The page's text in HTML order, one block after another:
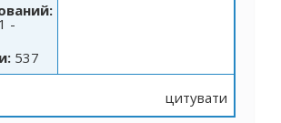
-
537
цитувати